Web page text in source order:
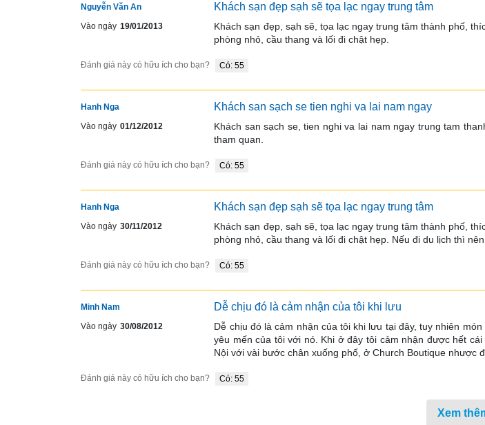
Nguyễn Văn An
Vào ngày 19/01/2013
Khách sạn đẹp sạh sẽ tọa lạc ngay trung tâm
Khách sạn đẹp, sạh sẽ, tọa lạc ngay trung tâm thành phố,
phòng nhỏ, cầu thang và lối đi chật hẹp.
Đánh giá này có hữu ích cho bạn? Có: 55
Hanh Nga
Vào ngày 01/12/2012
Khách san sạch se tien nghi va lai nam ngay
Khách san sạch se, tien nghi va lai nam ngay trung tam
tham quan.
Đánh giá này có hữu ích cho bạn? Có: 55
Hanh Nga
Vào ngày 30/11/2012
Khách sạn đẹp sạh sẽ tọa lạc ngay trung tâm
Khách sạn đẹp, sạh sẽ, tọa lạc ngay trung tâm thành phố,
phòng nhỏ, cầu thang và lối đi chật hẹp. Nếu đi du lịch thì
Đánh giá này có hữu ích cho bạn? Có: 55
Minh Nam
Vào ngày 30/08/2012
Dễ chịu đó là cảm nhận của tôi khi lưu
Dễ chịu đó là cảm nhận của tôi khi lưu tại đây, tuy nhiên
yêu mến của tôi với nó. Khi ở đây tôi cảm nhận được hết
Nội với vài bước chân xuống phố, ở Church Boutique nhược
Đánh giá này có hữu ích cho bạn? Có: 55
Xem